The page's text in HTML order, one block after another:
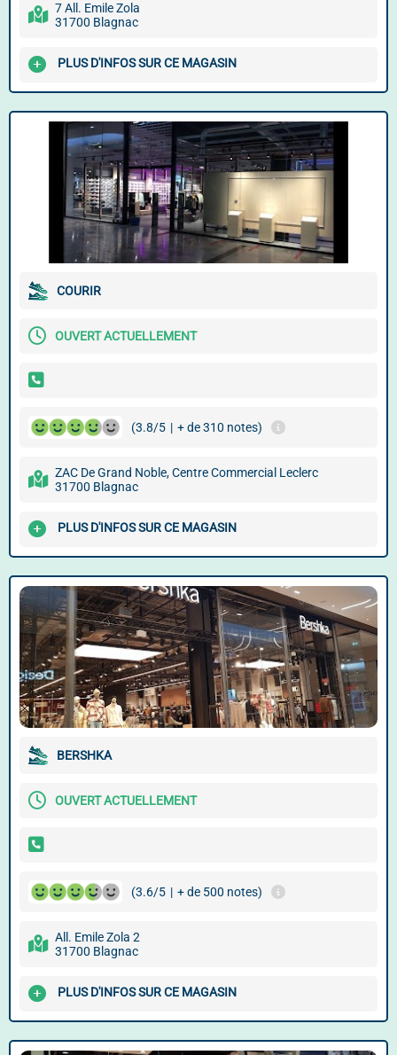
7 All. Emile Zola
31700 Blagnac
PLUS D'INFOS SUR CE MAGASIN
COURIR
OUVERT ACTUELLEMENT
(3.8/5 | + de 310 notes)
ZAC De Grand Noble, Centre Commercial Leclerc
31700 Blagnac
PLUS D'INFOS SUR CE MAGASIN
BERSHKA
OUVERT ACTUELLEMENT
(3.6/5 | + de 500 notes)
All. Emile Zola 2
31700 Blagnac
PLUS D'INFOS SUR CE MAGASIN